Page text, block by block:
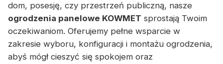
dom, posesję, czy przestrzeń publiczną, nasze
ogrodzenia panelowe KOWMET sprostają Twoim
oczekiwaniom. Oferujemy pełne wsparcie w
zakresie wyboru, konfiguracji i montażu ogrodzenia,
abyś mógł cieszyć się spokojem oraz